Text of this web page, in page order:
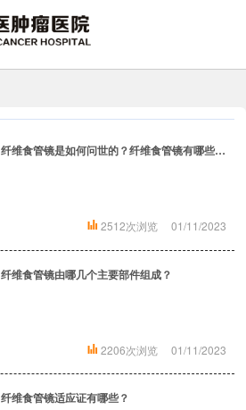
纤维食管镜是如何问世的？纤维食管镜有哪些优点和缺点？
2512次浏览 01/11/2023
纤维食管镜由哪几个主要部件组成？
2206次浏览 01/11/2023
纤维食管镜适应证有哪些？